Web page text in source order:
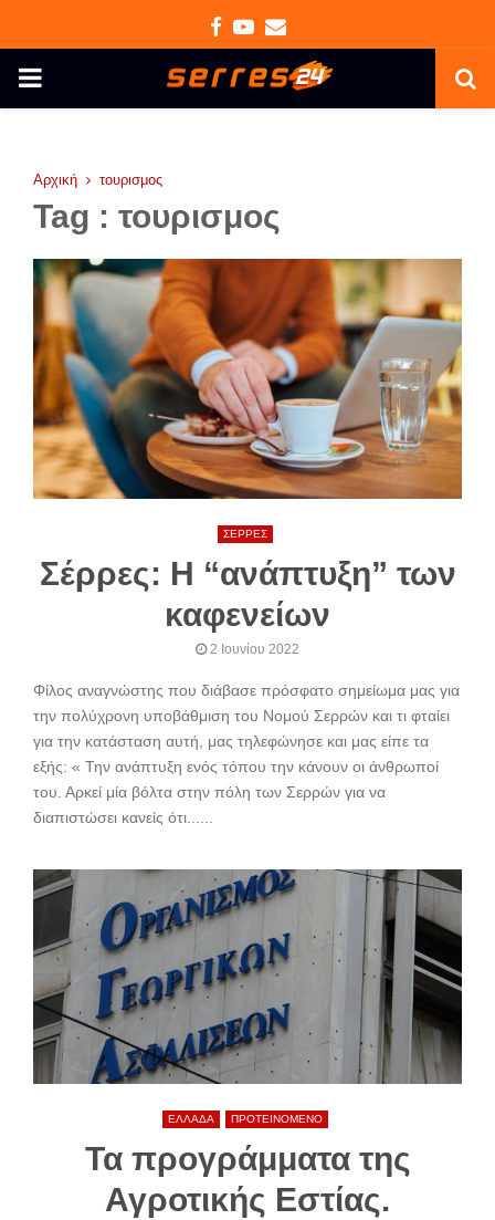
Facebook
Youtube
Email
PRIMARY
Αρχική τουρισμος
Tag : τουρισμος
ΣΕΡΡΕΣ
Σέρρες: Η “ανάπτυξη” των
καφενείων
2 Ιουνίου 2022
Φίλος αναγνώστης που διάβασε πρόσφατο σημείωμα μας για
την πολύχρονη υποβάθμιση του Νομού Σερρών και τι φταίει
για την κατάσταση αυτή, μας τηλεφώνησε και μας είπε τα
εξής: « Την ανάπτυξη ενός τόπου την κάνουν οι άνθρωποί
του. Αρκεί μία βόλτα στην πόλη των Σερρών για να
διαπιστώσει κανείς ότι......
ΕΛΛΑΔΑ ΠΡΟΤΕΙΝΟΜΕΝΟ
Τα προγράμματα της
Αγροτικής Εστίας.